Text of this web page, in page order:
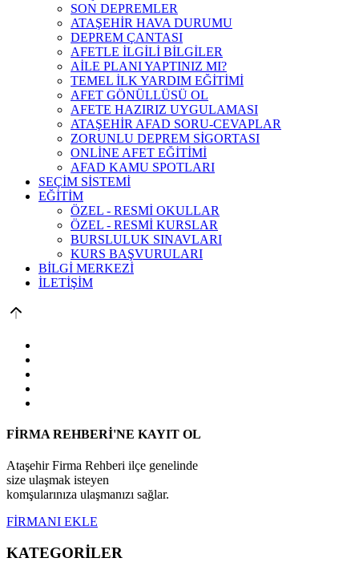
SON DEPREMLER
ATAŞEHİR HAVA DURUMU
DEPREM ÇANTASI
AFETLE İLGİLİ BİLGİLER
AİLE PLANI YAPTINIZ MI?
TEMEL İLK YARDIM EĞİTİMİ
AFET GÖNÜLLÜSÜ OL
AFETE HAZIRIZ UYGULAMASI
ATAŞEHİR AFAD SORU-CEVAPLAR
ZORUNLU DEPREM SİGORTASI
ONLİNE AFET EĞİTİMİ
AFAD KAMU SPOTLARI
SEÇİM SİSTEMİ
EĞİTİM
ÖZEL - RESMİ OKULLAR
ÖZEL - RESMİ KURSLAR
BURSLULUK SINAVLARI
KURS BAŞVURULARI
BİLGİ MERKEZİ
İLETİŞİM
FİRMA REHBERİ'NE KAYIT OL
Ataşehir Firma Rehberi ilçe genelinde
size ulaşmak isteyen
komşularınıza ulaşmanızı sağlar.
FİRMANI EKLE
KATEGORİLER